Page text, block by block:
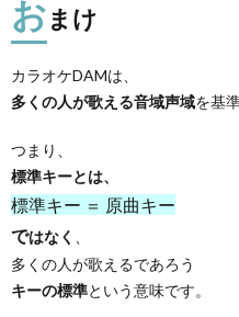
おまけ
カラオケDAMは、
多くの人が歌える音域声域を基
つまり、
標準キーとは、
標準キー ＝ 原曲キー
ではなく
多くの人が歌えるであろう
キーの標準という意味です。